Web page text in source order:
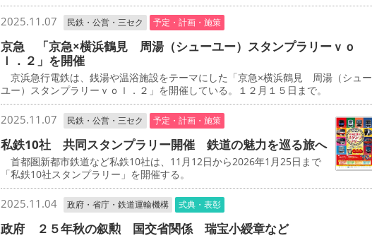
2025.11.07 民鉄・公営・三セク 予定・計画・施策
京急 「京急×横浜鶴見 周湯（シューユー）スタンプラリーｖｏ
ｌ．２」を開催
京浜急行電鉄は、銭湯や温浴施設をテーマにした「京急×横浜鶴見 周湯（シュー
ユー）スタンプラリーｖｏｌ．２」を開催している。１２月１５日まで。
2025.11.07 民鉄・公営・三セク 予定・計画・施策
私鉄10社 共同スタンプラリー開催 鉄道の魅力を巡る旅へ
首都圏新都市鉄道など私鉄10社は、11月12日から2026年1月25日まで
「私鉄10社スタンプラリー」を開催する。
2025.11.04 政府・省庁・鉄道運輸機構 式典・表彰
政府 ２５年秋の叙勲 国交省関係 瑞宝小綬章など